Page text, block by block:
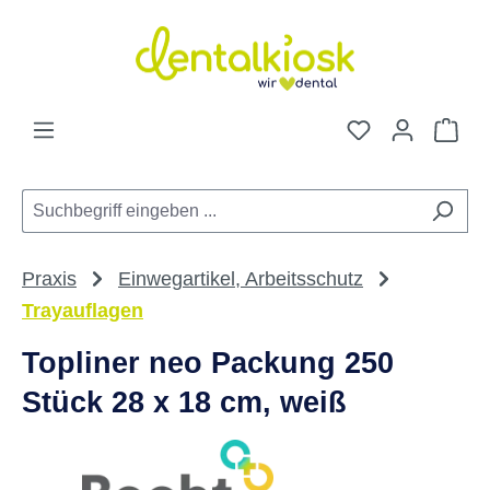
Zum Hauptinhalt springen
Du hast 0
Praxis
Einwegartikel, Arbeitsschutz
Trayauflagen
Topliner neo Packung 250
Stück 28 x 18 cm, weiß